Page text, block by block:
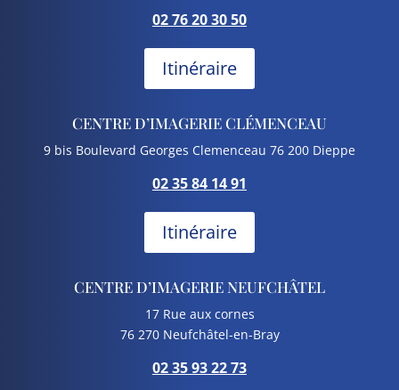
02 76 20 30 50
Itinéraire
CENTRE D’IMAGERIE CLÉMENCEAU
9 bis Boulevard Georges Clemenceau 76 200 Dieppe
02 35 84 14 91
Itinéraire
CENTRE D’IMAGERIE NEUFCHÂTEL
17 Rue aux cornes
76 270 Neufchâtel-en-Bray
02 35 93 22 73